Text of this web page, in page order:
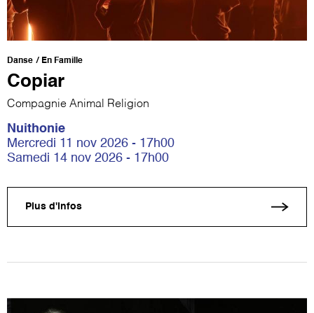
Danse En Famille
Copiar
Compagnie Animal Religion
Nuithonie
Mercredi 11 nov 2026 - 17h00
Samedi 14 nov 2026 - 17h00
Plus d'infos